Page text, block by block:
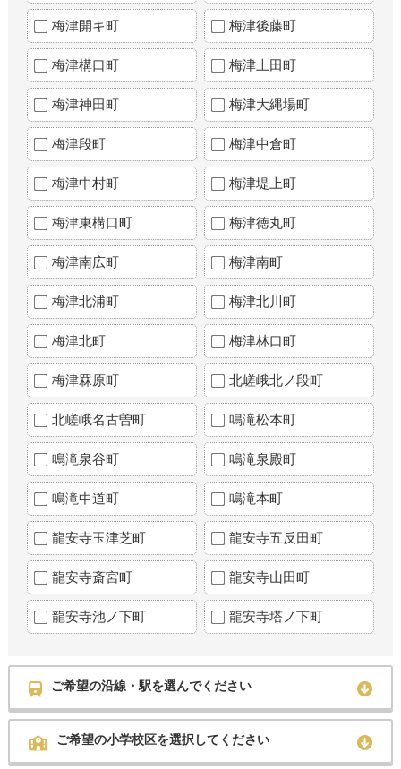
梅津開キ町 梅津後藤町
梅津構口町 梅津上田町
梅津神田町 梅津大縄場町
梅津段町 梅津中倉町
梅津中村町 梅津堤上町
梅津東構口町 梅津徳丸町
梅津南広町 梅津南町
梅津北浦町 梅津北川町
梅津北町 梅津林口町
梅津罧原町 北嵯峨北ノ段町
北嵯峨名古曽町 鳴滝松本町
鳴滝泉谷町 鳴滝泉殿町
鳴滝中道町 鳴滝本町
龍安寺玉津芝町 龍安寺五反田町
龍安寺斎宮町 龍安寺山田町
龍安寺池ノ下町 龍安寺塔ノ下町
ご希望の沿線・駅を選んでください
ご希望の小学校区を選択してください